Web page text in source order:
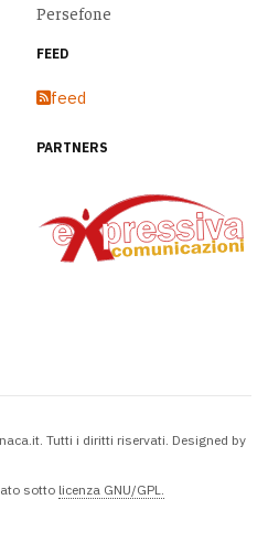
Persefone
FEED
feed
PARTNERS
Tutti i diritti riservati. Designed by
sotto licenza GNU/GPL.